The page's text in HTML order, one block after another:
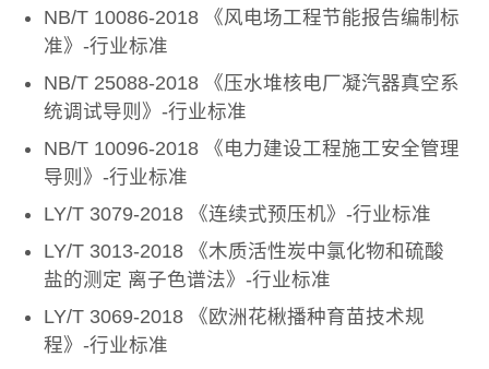
NB/T 10086-2018 《风电场工程节能报告编制标
准》-行业标准
NB/T 25088-2018 《压水堆核电厂凝汽器真空系
统调试导则》-行业标准
NB/T 10096-2018 《电力建设工程施工安全管理
导则》-行业标准
LY/T 3079-2018 《连续式预压机》-行业标准
LY/T 3013-2018 《木质活性炭中氯化物和硫酸
盐的测定 离子色谱法》-行业标准
LY/T 3069-2018 《欧洲花楸播种育苗技术规
程》-行业标准